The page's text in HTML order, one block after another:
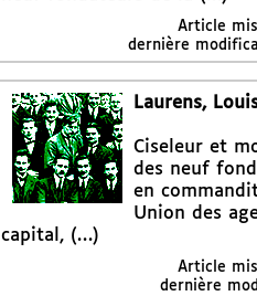
Article
dernière
Laurens,
Ciseleur et
des neuf
en
Union des
capital, (…)
Article
dernière